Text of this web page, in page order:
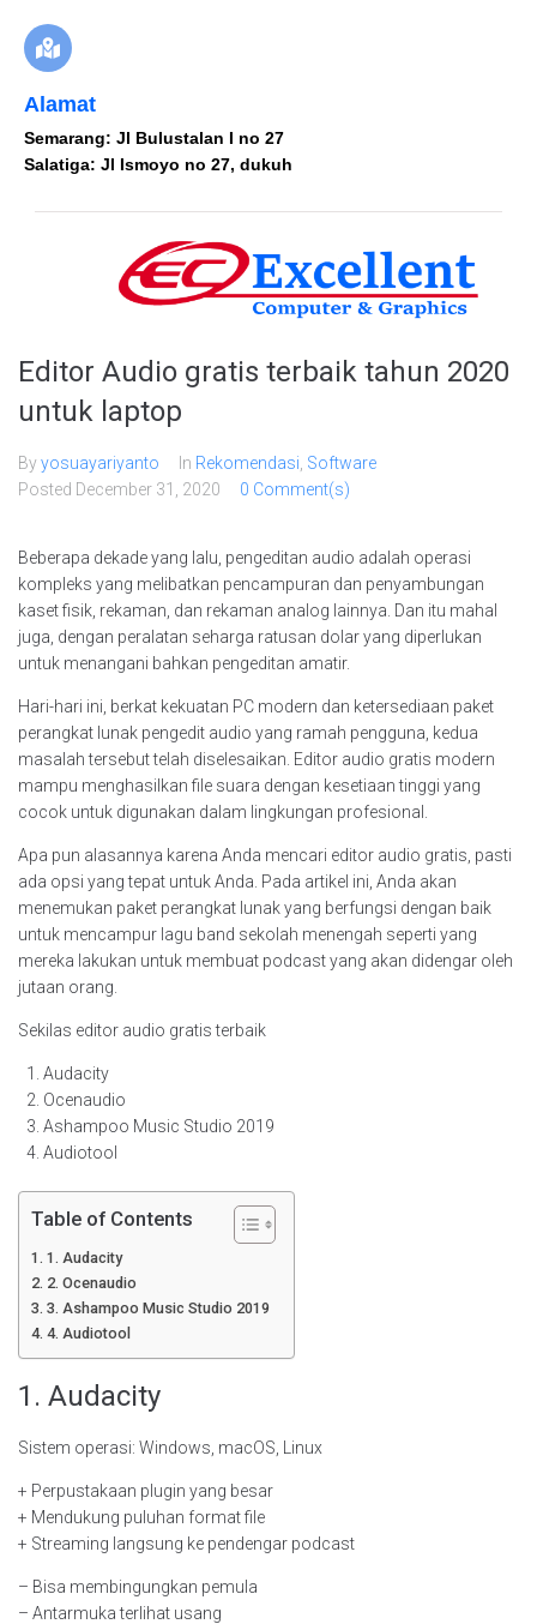
Alamat
Semarang: Jl Bulustalan I no 27
Salatiga: Jl Ismoyo no 27, dukuh
Editor Audio gratis terbaik tahun 2020
untuk laptop
Byyosuayariyanto In Rekomendasi Software
Posted December 31, 2020 0 Comment(s)
Beberapa dekade yang lalu, pengeditan audio adalah operasi
kompleks yang melibatkan pencampuran dan penyambungan
kaset fisik, rekaman, dan rekaman analog lainnya. Dan itu mahal
juga, dengan peralatan seharga ratusan dolar yang diperlukan
untuk menangani bahkan pengeditan amatir.
Hari-hari ini, berkat kekuatan PC modern dan ketersediaan paket
perangkat lunak pengedit audio yang ramah pengguna, kedua
masalah tersebut telah diselesaikan. Editor audio gratis modern
mampu menghasilkan file suara dengan kesetiaan tinggi yang
cocok untuk digunakan dalam lingkungan profesional.
Apa pun alasannya karena Anda mencari editor audio gratis, pasti
ada opsi yang tepat untuk Anda. Pada artikel ini, Anda akan
menemukan paket perangkat lunak yang berfungsi dengan baik
untuk mencampur lagu band sekolah menengah seperti yang
mereka lakukan untuk membuat podcast yang akan didengar oleh
jutaan orang.
Sekilas editor audio gratis terbaik
Audacity
Ocenaudio
Ashampoo Music Studio 2019
Audiotool
Table of Contents
1. Audacity
2. Ocenaudio
3. Ashampoo Music Studio 2019
4. Audiotool
1. Audacity
Sistem operasi: Windows, macOS, Linux
+ Perpustakaan plugin yang besar
+ Mendukung puluhan format file
+ Streaming langsung ke pendengar podcast
– Bisa membingungkan pemula
– Antarmuka terlihat usang